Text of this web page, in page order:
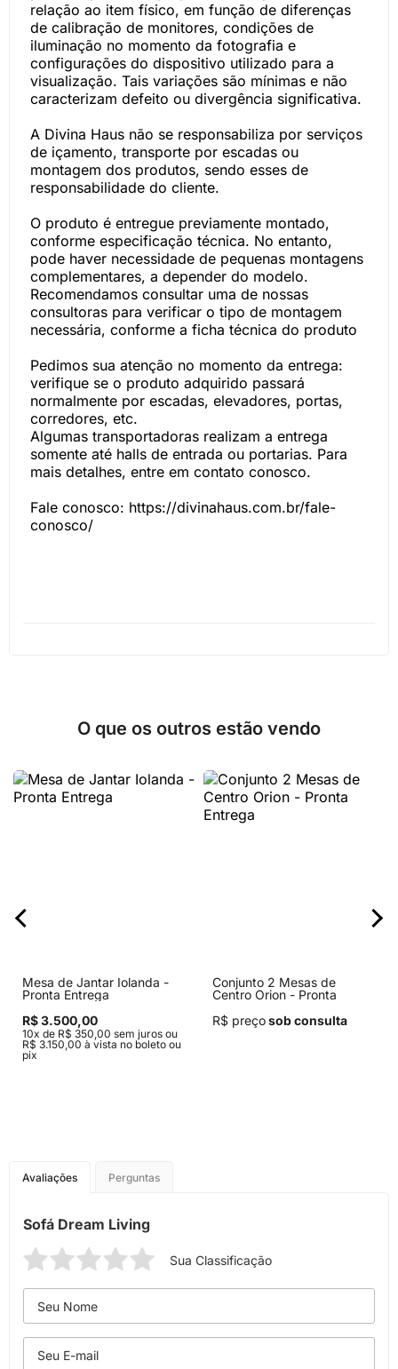
relação ao item físico, em função de diferenças
de calibração de monitores, condições de
iluminação no momento da fotografia e
configurações do dispositivo utilizado para a
visualização. Tais variações são mínimas e não
caracterizam defeito ou divergência significativa.
A Divina Haus não se responsabiliza por serviços
de içamento, transporte por escadas ou
montagem dos produtos, sendo esses de
responsabilidade do cliente.
O produto é entregue previamente montado,
conforme especificação técnica. No entanto,
pode haver necessidade de pequenas montagens
complementares, a depender do modelo.
Recomendamos consultar uma de nossas
consultoras para verificar o tipo de montagem
necessária, conforme a ficha técnica do produto
Pedimos sua atenção no momento da entrega:
verifique se o produto adquirido passará
normalmente por escadas, elevadores, portas,
corredores, etc.
Algumas transportadoras realizam a entrega
somente até halls de entrada ou portarias. Para
mais detalhes, entre em contato conosco.
Fale conosco: https://divinahaus.com.br/fale-
conosco/
O que os outros estão vendo
Mesa de Jantar Iolanda -
Pronta Entrega
R$ 3.500,00
10x de R$ 350,00 sem juros ou
R$ 3.150,00 à vista no boleto ou
pix
Conjunto 2 Mesas de
Centro Orion - Pronta
R$ preçosob consulta
Avaliações Perguntas
Sofá Dream Living
Sua Classificação